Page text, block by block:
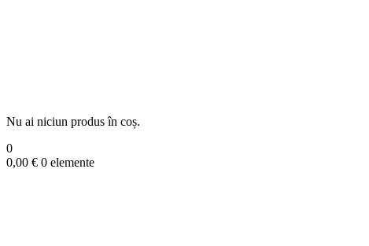
Nu ai niciun produs în coș.
0
0,00 € 0 elemente